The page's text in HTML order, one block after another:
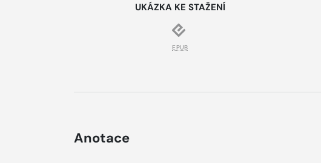
UKÁZKA KE STAŽENÍ
EPUB
Anotace